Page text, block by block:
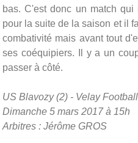
bas. C'est donc un match qui
pour la suite de la saison et il
combativité mais avant tout
ses coéquipiers. Il y a un
passer à côté.
US Blavozy (2) - Velay
Dimanche 5 mars 2017 à 15h
Arbitres : Jérôme GROS